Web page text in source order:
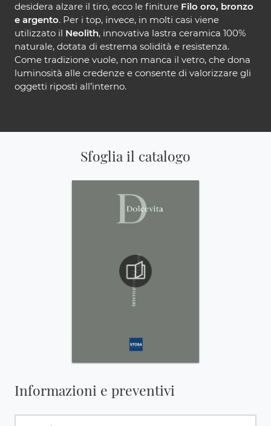
desidera alzare il tiro, ecco le finiture Filo oro, bronzo
e argento. Per i top, invece, in molti casi viene
utilizzato il Neolith, innovativa lastra ceramica 100%
naturale, dotata di estrema solidità e resistenza.
Come tradizione vuole, non manca il vetro, che dona
luminosità alle credenze e consente di valorizzare gli
oggetti riposti all’interno.
Sfoglia il catalogo
Informazioni e preventivi